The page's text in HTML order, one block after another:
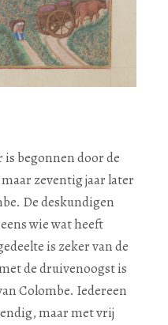
begonnen door de
zeventig jaar later
De deskundigen
wie wat heeft
is zeker van de
de druivenoogst is
Colombe. Iedereen
maar met vrij